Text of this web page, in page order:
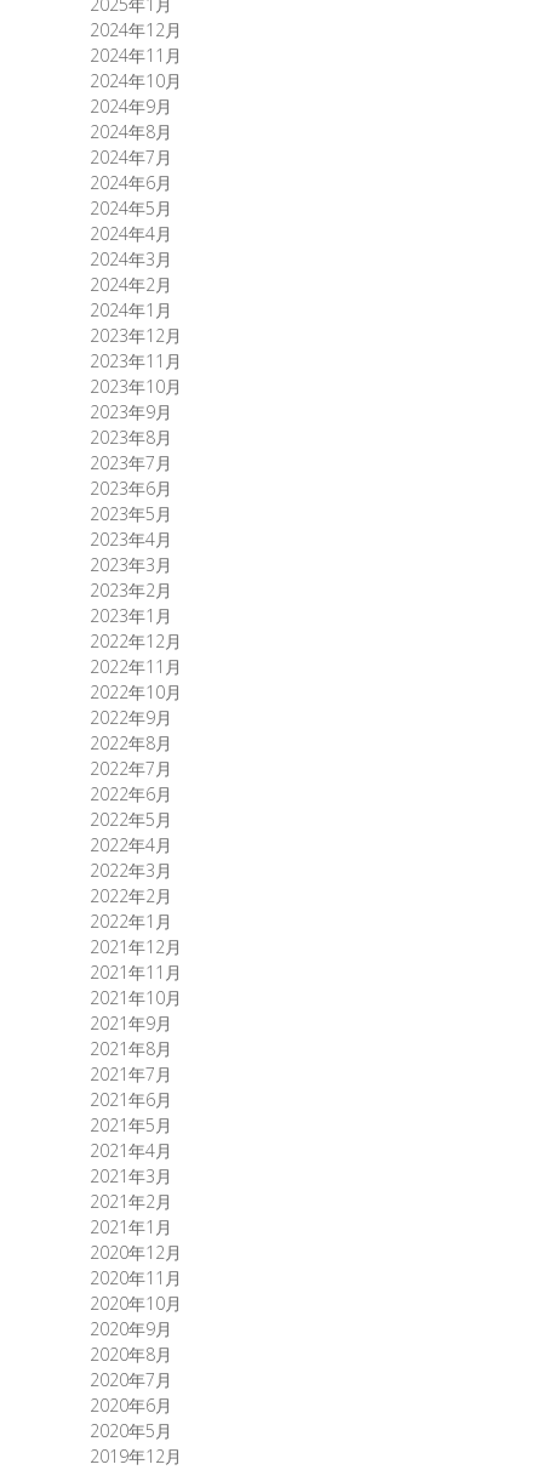
2024年12月
2024年11月
2024年10月
2024年9月
2024年8月
2024年7月
2024年6月
2024年5月
2024年4月
2024年3月
2024年2月
2024年1月
2023年12月
2023年11月
2023年10月
2023年9月
2023年8月
2023年7月
2023年6月
2023年5月
2023年4月
2023年3月
2023年2月
2023年1月
2022年12月
2022年11月
2022年10月
2022年9月
2022年8月
2022年7月
2022年6月
2022年5月
2022年4月
2022年3月
2022年2月
2022年1月
2021年12月
2021年11月
2021年10月
2021年9月
2021年8月
2021年7月
2021年6月
2021年5月
2021年4月
2021年3月
2021年2月
2021年1月
2020年12月
2020年11月
2020年10月
2020年9月
2020年8月
2020年7月
2020年6月
2020年5月
2019年12月